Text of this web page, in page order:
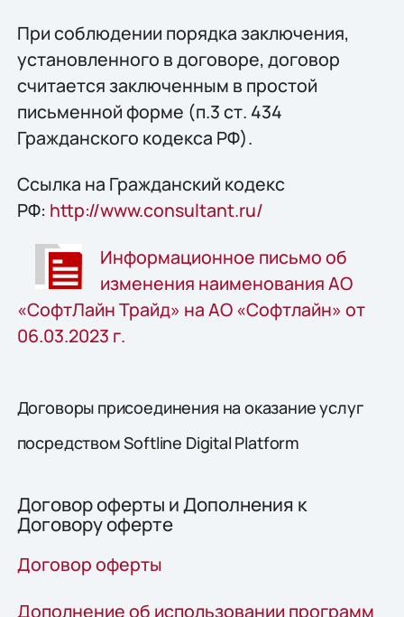
При соблюдении порядка заключения,
установленного в договоре, договор
считается заключенным в простой
письменной форме (п.3 ст. 434
Гражданского кодекса РФ).
Ссылка на Гражданский кодекс
РФ: http://www.consultant.ru/
Информационное письмо об
изменения наименования АО
«СофтЛайн Трайд» на АО «Софтлайн» от
06.03.2023 г.
Договоры присоединения на оказание услуг
посредством Softline Digital Platform
Договор оферты и Дополнения к
Договору оферте
Договор оферты
Дополнение об использовании программ